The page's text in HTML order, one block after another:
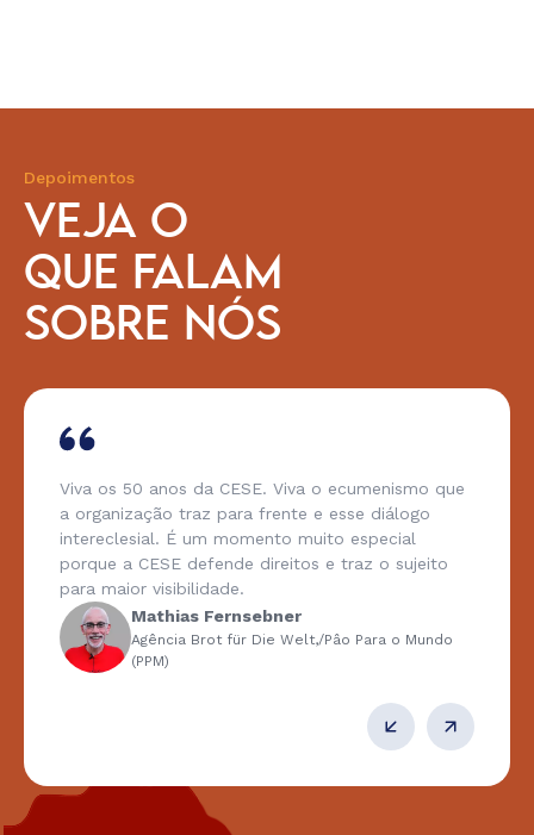
Depoimentos
VEJA O
QUE FALAM
SOBRE NÓS
Viva os 50 anos da CESE. Viva o ecumenismo que
a organização traz para frente e esse diálogo
intereclesial. É um momento muito especial
porque a CESE defende direitos e traz o sujeito
para maior visibilidade.
Mathias Fernsebner
Agência Brot für Die Welt,/Pâo Para o Mundo
(PPM)